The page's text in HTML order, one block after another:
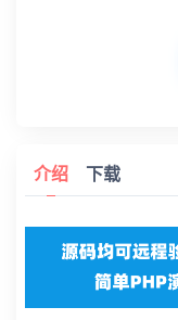
介绍 下载